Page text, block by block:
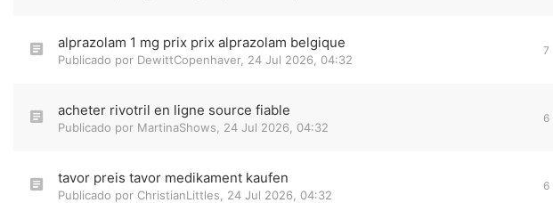
alprazolam 1 mg prix prix alprazolam belgique
Publicado por DewittCopenhaver, 24 Jul 2026, 04:32
7
acheter rivotril en ligne source fiable
Publicado por MartinaShows 24 Jul 2026, 04:32
6
tavor preis tavor medikament kaufen
Publicado por ChristianLittles 24 Jul 2026, 04:32
6